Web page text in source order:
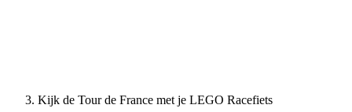
Kijk de Tour de France met je LEGO Racefiets